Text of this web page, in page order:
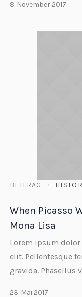
8. November 2017
BEITRAG
When Picasso
Mona Lisa
Lorem ipsum
elit. Pellentesque
gravida. Phasellus
23. Mai 2017